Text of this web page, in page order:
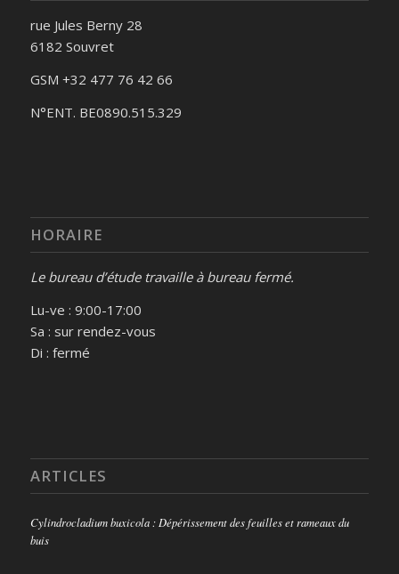
rue Jules Berny 28
6182 Souvret
GSM +32 477 76 42 66
N°ENT. BE0890.515.329
HORAIRE
Le bureau d’étude travaille à bureau fermé.
Lu-ve : 9:00-17:00
Sa : sur rendez-vous
Di : fermé
ARTICLES
Cylindrocladium buxicola : Dépérissement des feuilles et rameaux du
buis